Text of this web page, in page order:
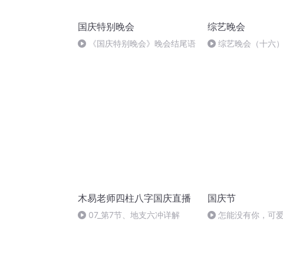
国庆特别晚会
《国庆特别晚会》晚会结尾语
综艺晚会
综艺晚会（十六）
木易老师四柱八字国庆直播
07_第7节、地支六冲详解
国庆节
怎能没有你，可